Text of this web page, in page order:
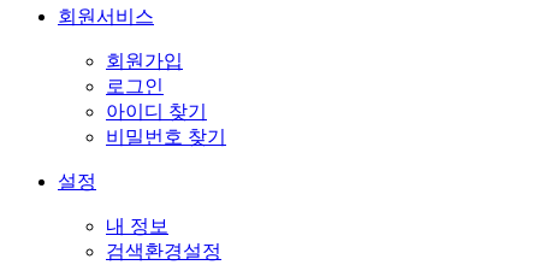
회원서비스
회원가입
로그인
아이디 찾기
비밀번호 찾기
설정
내 정보
검색환경설정